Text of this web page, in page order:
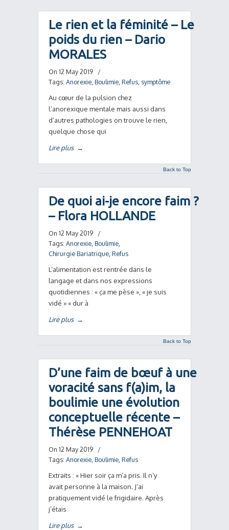
Le rien et la féminité – Le
poids du rien – Dario
MORALES
On 12 May 2019
/
Tags: Anorexie Boulimie Refus symptôme
Au cœur de la pulsion chez
l’anorexique mentale mais aussi dans
d’autres pathologies on trouve le rien,
quelque chose qui
Lire plus →
Back to Top
De quoi ai-je encore faim ?
– Flora HOLLANDE
On 12 May 2019
/
Tags: Anorexie Boulimie
Chirurgie Bariatrique Refus
L’alimentation est rentrée dans le
langage et dans nos expressions
quotidiennes : « ça me pèse », « je suis
vidé » « dur à
Lire plus →
Back to Top
D’une faim de bœuf à une
voracité sans f(a)im, la
boulimie une évolution
conceptuelle récente –
Thérèse PENNEHOAT
On 12 May 2019
/
Tags: Anorexie Boulimie Refus
Extraits : « Hier soir ça m’a pris. Il n’y
avait personne à la maison. J’ai
pratiquement vidé le frigidaire. Après
j’étais
Lire plus →